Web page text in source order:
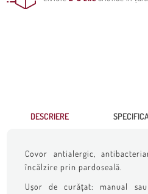
DESCRIERE
Covor antialergic,
încălzire prin pardoseală.
Ușor de curățat: manual